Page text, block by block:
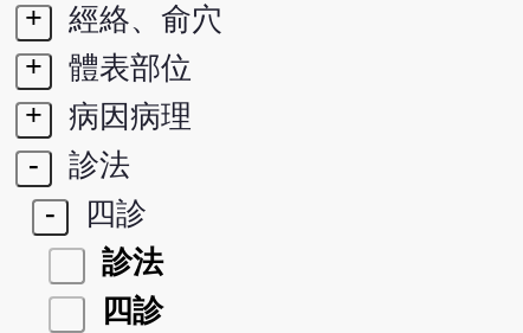
+
經絡、俞穴
+
體表部位
+
病因病理
-
診法
-
四診
診法
四診